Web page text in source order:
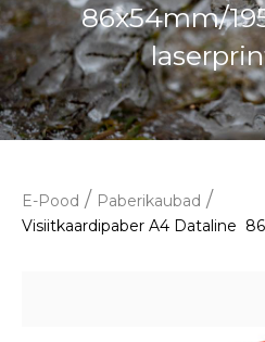
86x54mm/
E-Pood / Paberikaubad /
Visiitkaardipaber A4 Dataline